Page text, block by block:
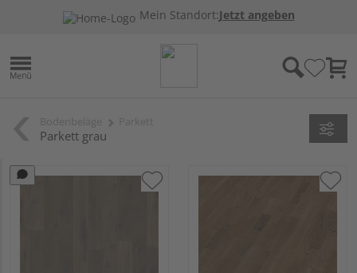
Mein Standort:Jetzt angeben
Parkett grau